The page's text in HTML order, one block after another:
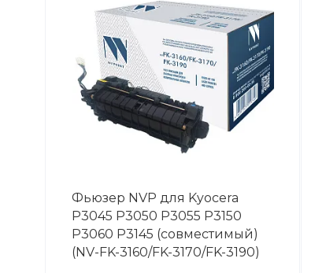
Фьюзер NVP для Kyocera
P3045 P3050 P3055 P3150
P3060 P3145 (совместимый)
(NV-FK-3160/FK-3170/FK-3190)